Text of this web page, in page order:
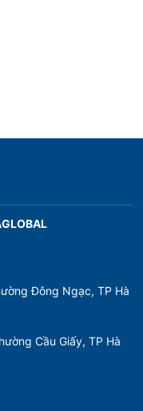
Đông Ngạc, TP Hà
Cầu Giấy, TP Hà